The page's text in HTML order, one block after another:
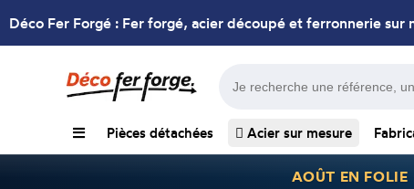
Déco Fer Forgé : Fer forgé, acier découpé et ferronnerie sur
Pièces détachées Acier sur mesure
AOÛT EN FOLIE